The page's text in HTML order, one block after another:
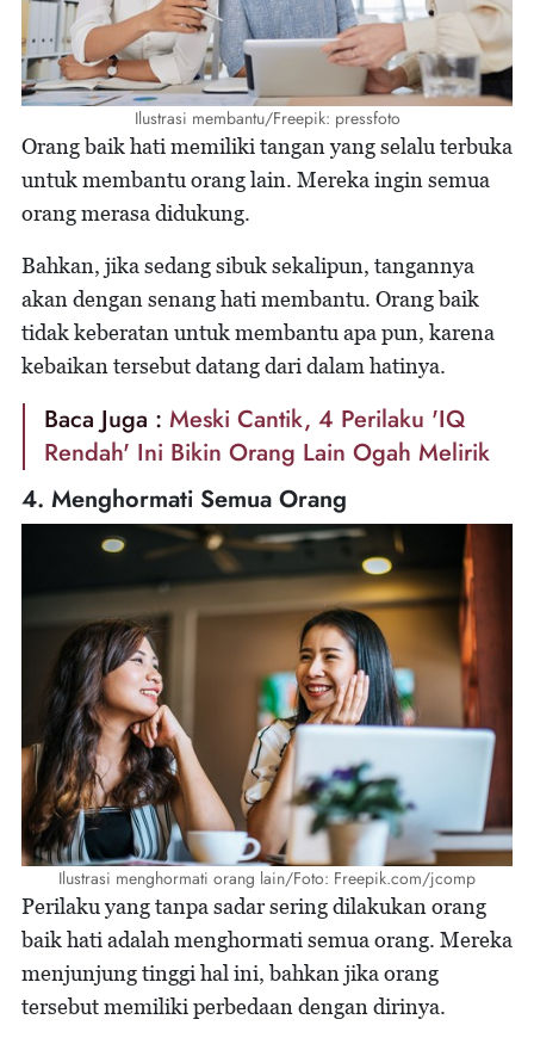
Ilustrasi membantu/Freepik: pressfoto
Orang baik hati memiliki tangan yang selalu terbuka
untuk membantu orang lain. Mereka ingin semua
orang merasa didukung.
Bahkan, jika sedang sibuk sekalipun, tangannya
akan dengan senang hati membantu. Orang baik
tidak keberatan untuk membantu apa pun, karena
kebaikan tersebut datang dari dalam hatinya.
Baca Juga : Meski Cantik, 4 Perilaku 'IQ
Rendah' Ini Bikin Orang Lain Ogah Melirik
4. Menghormati Semua Orang
Ilustrasi menghormati orang lain/Foto: Freepik.com/jcomp
Perilaku yang tanpa sadar sering dilakukan orang
baik hati adalah menghormati semua orang. Mereka
menjunjung tinggi hal ini, bahkan jika orang
tersebut memiliki perbedaan dengan dirinya.